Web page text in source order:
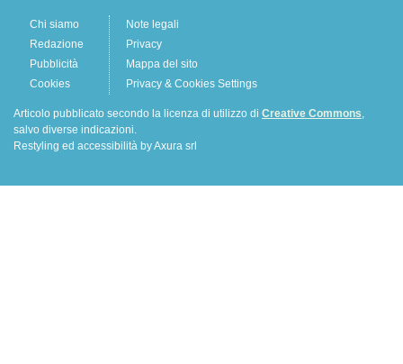
Chi siamo
Redazione
Pubblicità
Cookies
Note legali
Privacy
Mappa del sito
Privacy & Cookies Settings
Articolo pubblicato secondo la licenza di utilizzo di Creative Commons,
salvo diverse indicazioni.
Restyling ed accessibilità by Axura srl